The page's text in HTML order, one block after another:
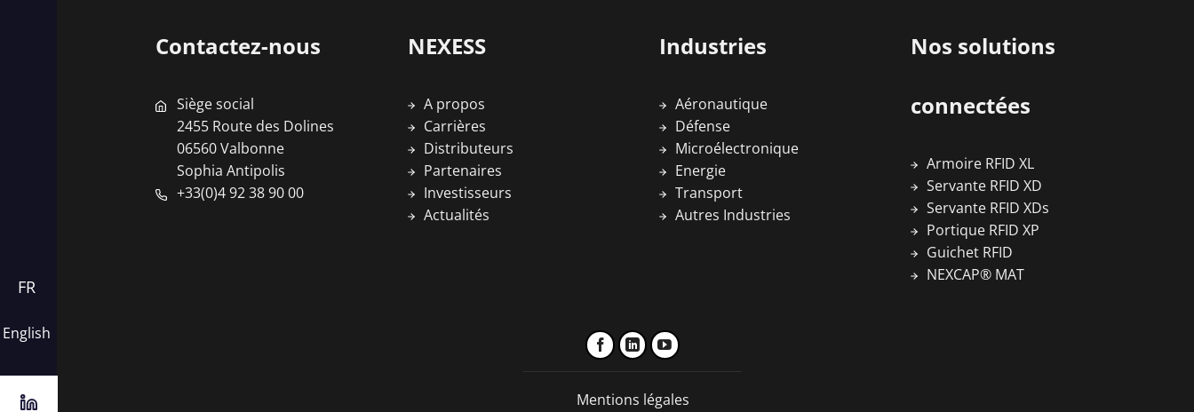
English
Contactez-nous
Siège social
2455 Route des Dolines
06560 Valbonne
Sophia Antipolis
+33(0)4 92 38 90 00
NEXESS
A propos
Carrières
Distributeurs
Partenaires
Investisseurs
Actualités
Industries
Aéronautique
Défense
Microélectronique
Energie
Transport
Autres Industries
Nos solutions
connectées
Armoire RFID XL
Servante RFID XD
Servante RFID XDs
Portique RFID XP
Guichet RFID
NEXCAP® MAT
Mentions légales